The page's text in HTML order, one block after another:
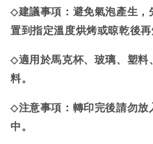
◇建議事項：避免氣泡產生
置到指定溫度烘烤或晾乾後再
◇適用於馬克杯、玻璃、塑
料。
◇注意事項：轉印完後請勿
中。